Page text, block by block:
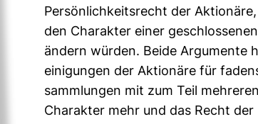
Per­sön­lich­keits­recht der
den Cha­rakter einer
ändern würden. Beide
ei­ni­gungen der Aktio­näre für
samm­lungen mit zum Teil
Cha­rakter mehr und das Recht